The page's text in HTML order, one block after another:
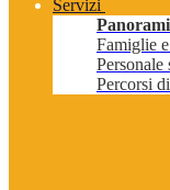
Servizi
Famiglie
Personale
Percorsi